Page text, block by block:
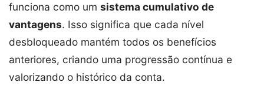
funciona como um sistema cumulativo de
vantagens. Isso significa que cada nível
desbloqueado mantém todos os benefícios
anteriores, criando uma progressão contínua e
valorizando o histórico da conta.